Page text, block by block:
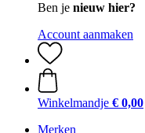
Ben je nieuw hier?
Account aanmaken
Winkelmandje € 0,00
Merken